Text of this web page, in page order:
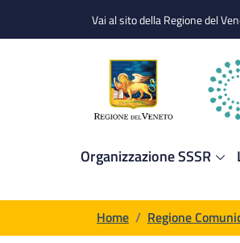
Vai al sito della Regione del
Organizzazione SSSR
Briciole
Home / Regione